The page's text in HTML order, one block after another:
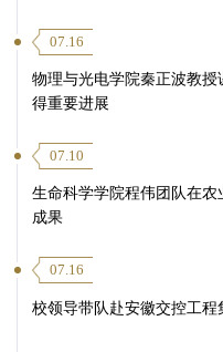
07.16
物理与光电学院秦正波教
得重要进展
07.10
生命科学学院程伟团队在
成果
07.16
校领导带队赴安徽交控工程